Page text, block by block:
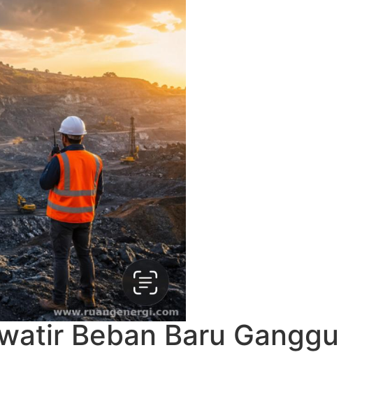
Beban Baru Ganggu